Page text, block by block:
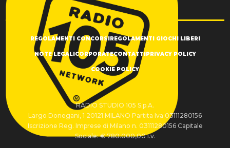
REGOLAMENTI CONCORSIREGOLAMENTI GIOCHI LIBERI
NOTE LEGALICORPORATECONTATTIPRIVACY POLICY
COOKIE POLICY
RADIO STUDIO 105 S.p.A.
Largo Donegani, 1 20121 MILANO Partita Iva 03111280156
Iscrizione Reg. Imprese di Milano n. 03111280156 Capitale
Sociale: € 780.000,00 i.v.